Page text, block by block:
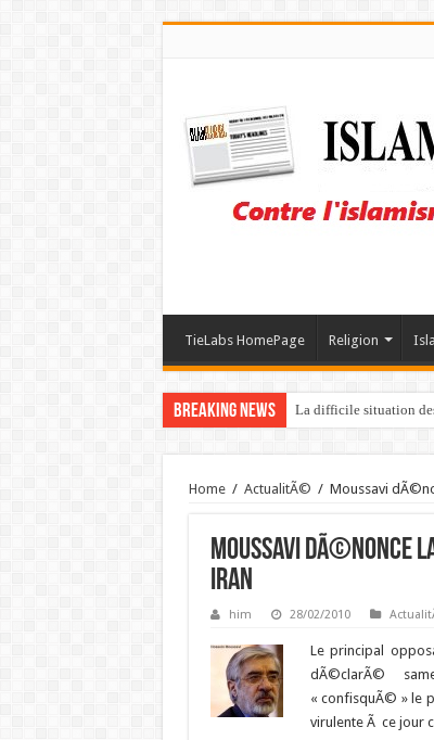
TieLabs HomePage Religion
Breaking News La difficile situation
Home / ActualitÃ© / Moussavi
Moussavi dÃ©nonce
Iran
him 28/02/2010
Le principal
dÃ©clarÃ©
« confisquÃ© » le
virulente Ã ce jour